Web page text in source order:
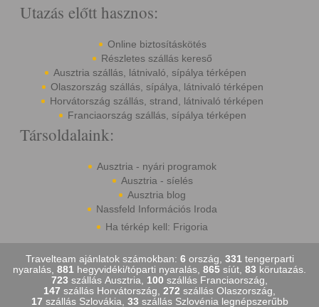
Utazás előtt hasznos:
Online biztosításkötés
Részletes szállás kereső
Ausztria szállás, látnivaló, sípálya térképen
Olaszország szállás, sípálya, látnivaló térképen
Horvátország szállás, strand, látnivaló térképen
Franciaország szállás, sípálya térképen
Társoldalaink:
Ausztria - nyári programok
Ausztria - síelés
Ausztria blog
Nassfeld Információs Iroda
Ha térkép kell: Frigoria
Travelteam ajánlatok számokban: 6ország, 331tengerparti
nyaralás, 881 hegyvidéki/tóparti nyaralás, 865 síút, 83 körutazás.
723 szállás Ausztria, 100 szállás Franciaország,
147 szállás Horvátország, 272 szállás Olaszország,
17 szállás Szlovákia, 33 szállás Szlovénia legnépszerűbb